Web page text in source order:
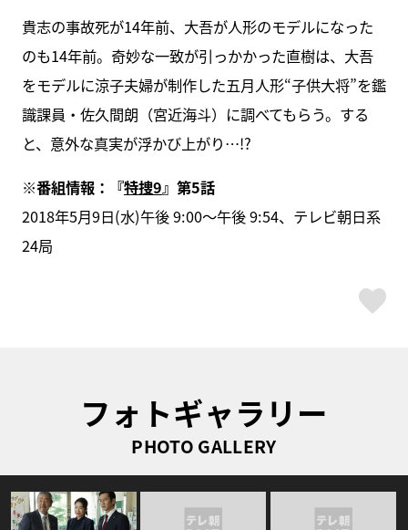
貴志の事故死が14年前、大吾が人形のモデルになった
のも14年前。奇妙な一致が引っかかった直樹は、大吾
をモデルに涼子夫婦が制作した五月人形“子供大将”を鑑
識課員・佐久間朗（宮近海斗）に調べてもらう。する
と、意外な真実が浮かび上がり…!?
※番組情報：『特捜9』第5話
2018年5月9日(水)午後 9:00～午後 9:54、テレビ朝日系
24局
フォトギャラリー
PHOTO GALLERY